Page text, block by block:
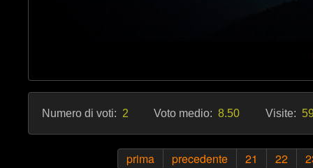
Numero di voti: 2 Voto medio: 8.50 Visite:
prima precedente 21 22